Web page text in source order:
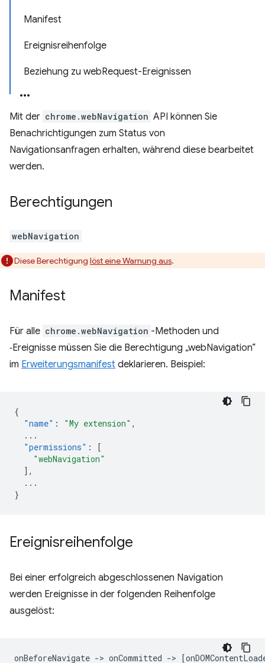
Manifest
Ereignisreihenfolge
Beziehung zu webRequest-Ereignissen
Mit der chrome.webNavigation API können Sie
Benachrichtigungen zum Status von
Navigationsanfragen erhalten, während diese bearbeitet
werden.
Berechtigungen
webNavigation
Diese Berechtigung löst eine Warnung aus.
Manifest
Für alle chrome.webNavigation -Methoden und
‑Ereignisse müssen Sie die Berechtigung „webNavigation“
im Erweiterungsmanifest deklarieren. Beispiel:
{
"name" : "My extension" ,
...
"permissions" :
[
"webNavigation"
],
...
}
Ereignisreihenfolge
Bei einer erfolgreich abgeschlossenen Navigation
werden Ereignisse in der folgenden Reihenfolge
ausgelöst: